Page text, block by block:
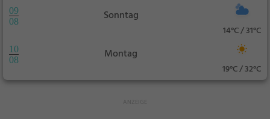
09
08
Sonntag
14°C / 31°C
10
08
Montag
19°C / 32°C